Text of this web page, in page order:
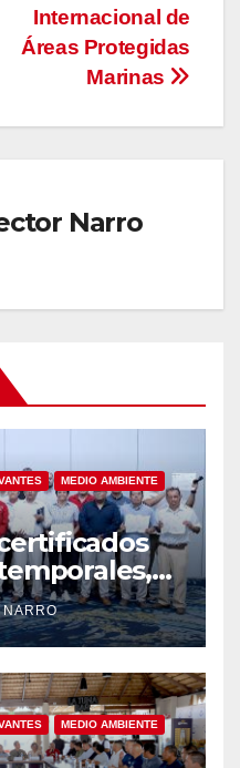
Internacional de
Áreas Protegidas
Marinas
Narro
MEDIO AMBIENTE
Cabos
y
seguro
NARRO
MEDIO AMBIENTE